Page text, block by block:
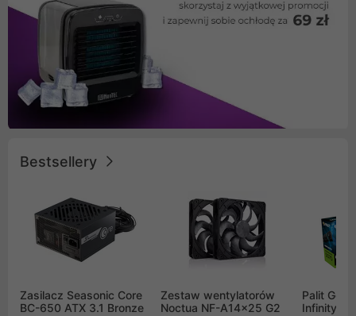
Bestsellery
Zasilacz Seasonic Core
BC-650 ATX 3.1 Bronze
Zestaw wentylatorów
Noctua NF-A14x25 G2
Palit
Infinity 3